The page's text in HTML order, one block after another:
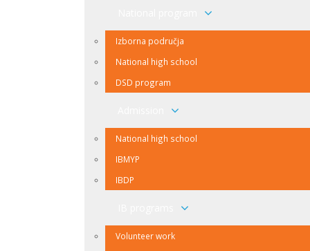
Izborna područja
National high school
DSD program
National high school
IBMYP
IBDP
Volunteer work